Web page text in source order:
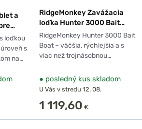
a
loďkou
s
na…
RidgeMonkey Zavážacia
loďka Hunter 3000 Bait
Boat
RidgeMonkey Hunter 3000 Bait
Boat – väčšia, rýchlejšia a s
viac než trojnásobnou…
● posledný kus skladom
U Vás v stredu 12. 08.
1 119,60 €